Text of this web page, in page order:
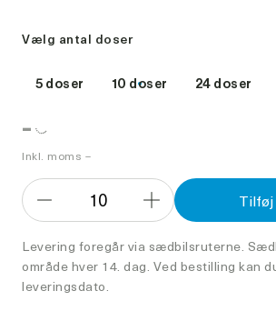
Vælg antal doser
5 doser 10 doser 24 doser
-
Inkl. moms –
Formindsk
10
Forøg
Levering foregår via sædbilsruterne.
område hver 14. dag. Ved bestilling kan
leveringsdato.